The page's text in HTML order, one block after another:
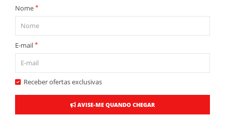
Nome*
E-mail*
Receber ofertas exclusivas
AVISE-ME QUANDO CHEGAR